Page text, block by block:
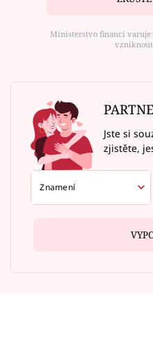
Ministerstvo financí
Jste si
zjistěte,